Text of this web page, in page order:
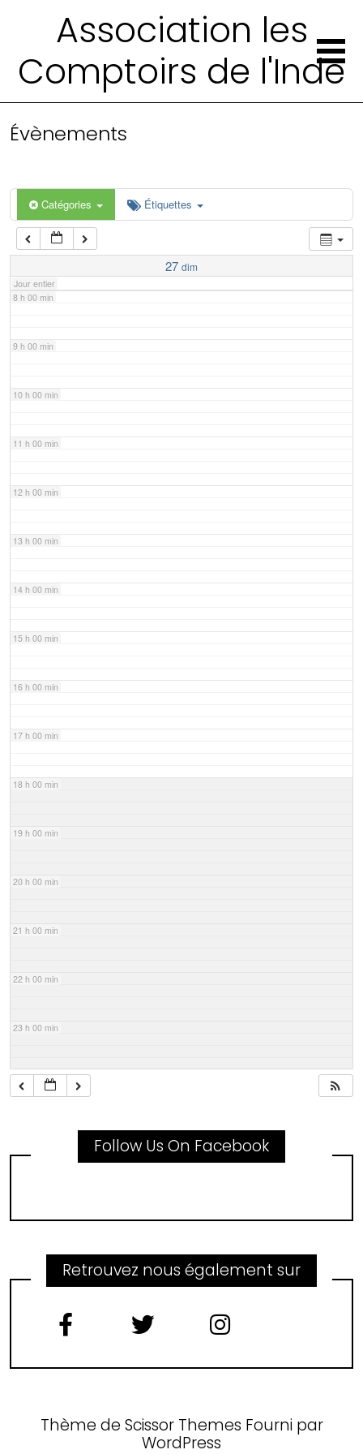
Association les
Comptoirs de l'Inde
Évènements
Catégories Étiquettes
27 dim
Jour entier
4 h 00 min
6 h 00 min
7 h 00 min
8 h 00 min
9 h 00 min
10 h 00 min
11 h 00 min
12 h 00 min
13 h 00 min
14 h 00 min
15 h 00 min
16 h 00 min
17 h 00 min
18 h 00 min
19 h 00 min
20 h 00 min
21 h 00 min
22 h 00 min
23 h 00 min
Follow Us On Facebook
Retrouvez nous également sur
Thème de Scissor Themes Fourni par
WordPress